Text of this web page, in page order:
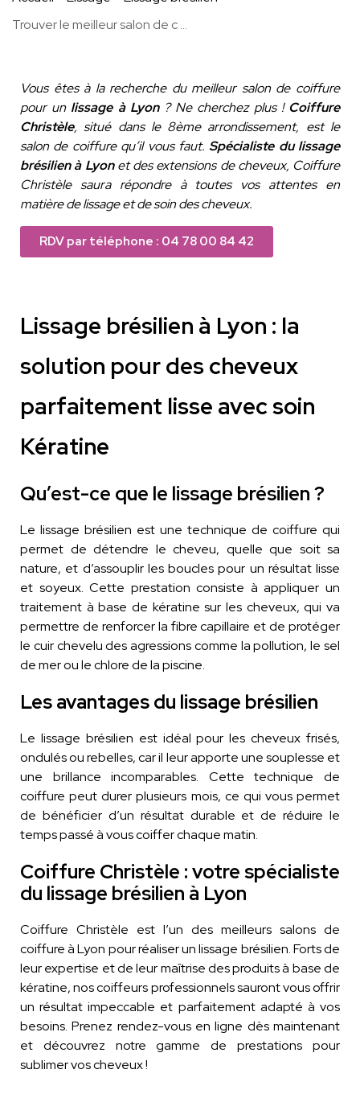
Trouver le meilleur salon de c ...
Vous êtes à la recherche du meilleur salon de coiffure
pour un lissage à Lyon? Ne cherchez plus ! Coiffure
Christèle, situé dans le 8ème arrondissement, est le
salon de coiffure qu’il vous faut.Spécialiste du lissage
brésilien à Lyonet des extensions de cheveux, Coiffure
Christèle saura répondre à toutes vos attentes en
matière de lissage et de soin des cheveux.
RDV par téléphone : 04 78 00 84 42
Lissage brésilien à Lyon : la
solution pour des cheveux
parfaitement lisse avec soin
Kératine
Qu’est-ce que le lissage brésilien ?
Le lissage brésilien est une technique de coiffure qui
permet de détendre le cheveu, quelle que soit sa
nature, et d’assouplir les boucles pour un résultat lisse
et soyeux. Cette prestation consiste à appliquer un
traitement à base de kératine sur les cheveux, qui va
permettre de renforcer la fibre capillaire et de protéger
le cuir chevelu des agressions comme la pollution, le sel
de mer ou le chlore de la piscine.
Les avantages du lissage brésilien
Le lissage brésilien est idéal pour les cheveux frisés,
ondulés ou rebelles, car il leur apporte une souplesse et
une brillance incomparables. Cette technique de
coiffure peut durer plusieurs mois, ce qui vous permet
de bénéficier d’un résultat durable et de réduire le
temps passé à vous coiffer chaque matin.
Coiffure Christèle : votre spécialiste
du lissage brésilien à Lyon
Coiffure Christèle est l’un des meilleurs salons de
coiffure à Lyon pour réaliser un lissage brésilien. Forts de
leur expertise et de leur maîtrise des produits à base de
kératine, nos coiffeurs professionnels sauront vous offrir
un résultat impeccable et parfaitement adapté à vos
besoins. Prenez rendez-vous en ligne dès maintenant
et découvrez notre gamme de prestations pour
sublimer vos cheveux !